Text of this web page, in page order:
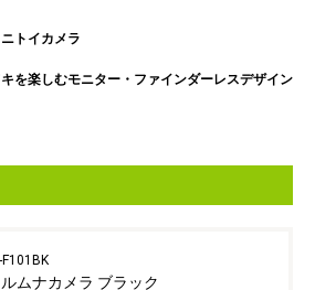
トイカメラ
を楽しむモニター・ファインダーレスデザイン
ムナカメラ ブラック